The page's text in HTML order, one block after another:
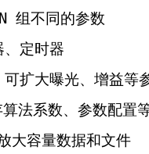
组不同的参数
、定时器
扩大曝光、增益等
法系数、参数配置
大容量数据和文件